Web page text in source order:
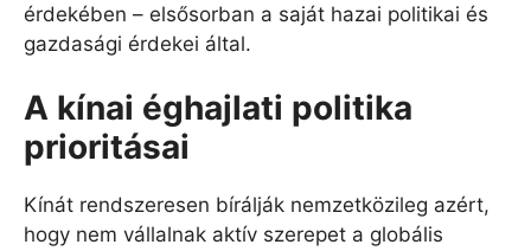
érdekében – elsősorban a saját hazai politikai és
gazdasági érdekei által.
A kínai éghajlati politika
prioritásai
Kínát rendszeresen bírálják nemzetközileg azért,
hogy nem vállalnak aktív szerepet a globális